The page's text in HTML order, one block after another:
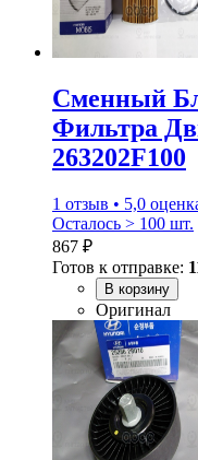
Сменный
Фильтра
263202F100
1 отзыв • 5,0
Осталось > 100 шт.
867 ₽
Готов к отправке:
В корзину
Оригинал